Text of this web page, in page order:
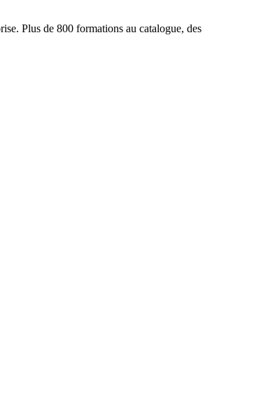
Plus de 800 formations au catalogue, des